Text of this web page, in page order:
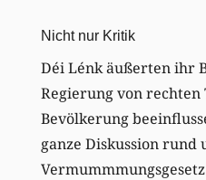
Nicht nur Kritik
Déi Lénk äußerten ihr
Regierung von rechten
Bevölkerung
ganze Diskussion rund